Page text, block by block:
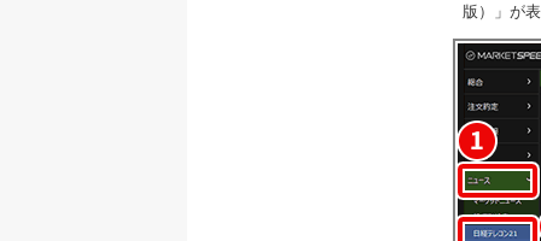
版）」が